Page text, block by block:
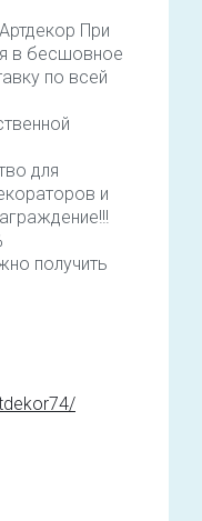
При
в бесшовное
по всей
для
и
получить